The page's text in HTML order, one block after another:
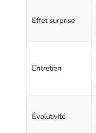
Effet surprise
Entretien
Évolutivité